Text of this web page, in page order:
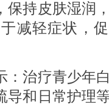
保持皮肤湿润
减轻症状，
治疗青少年
导和日常护理